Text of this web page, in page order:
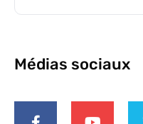
Médias sociaux